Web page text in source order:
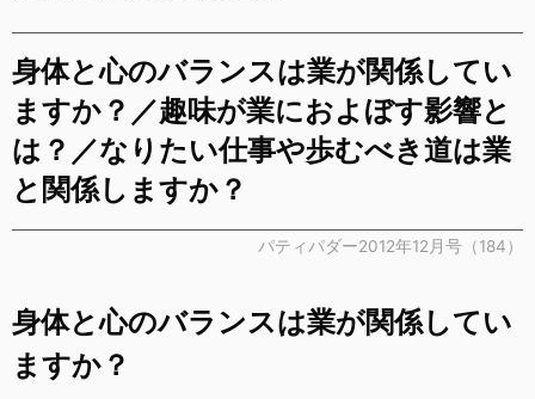
身体と心のバランスは業が関係してい
ますか？／趣味が業におよぼす影響と
は？／なりたい仕事や歩むべき道は業
と関係しますか？
パティパダー2012年12月号（184）
身体と心のバランスは業が関係してい
ますか？